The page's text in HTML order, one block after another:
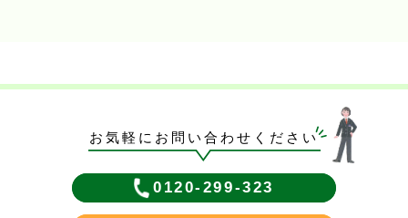
お気軽にお問い合わせください
0120-299-323